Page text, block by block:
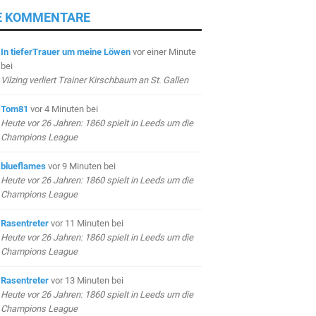
KOMMENTARE
In tieferTrauer um meine Löwen vor einer Minute
bei
Vilzing verliert Trainer Kirschbaum an St. Gallen
Tom81 vor 4 Minuten bei
Heute vor 26 Jahren: 1860 spielt in Leeds um die
Champions League
blueflames vor 9 Minuten bei
Heute vor 26 Jahren: 1860 spielt in Leeds um die
Champions League
Rasentreter vor 11 Minuten bei
Heute vor 26 Jahren: 1860 spielt in Leeds um die
Champions League
Rasentreter vor 13 Minuten bei
Heute vor 26 Jahren: 1860 spielt in Leeds um die
Champions League